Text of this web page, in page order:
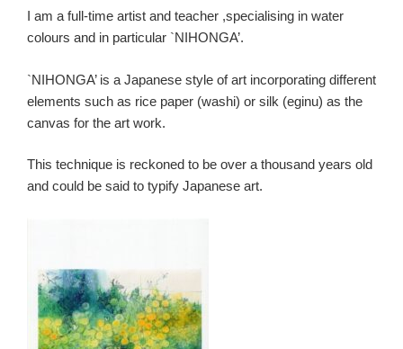
I am a full-time artist and teacher ,specialising in water
colours and in particular `NIHONGA’.
`NIHONGA’ is a Japanese style of art incorporating different
elements such as rice paper (washi) or silk (eginu) as the
canvas for the art work.
This technique is reckoned to be over a thousand years old
and could be said to typify Japanese art.